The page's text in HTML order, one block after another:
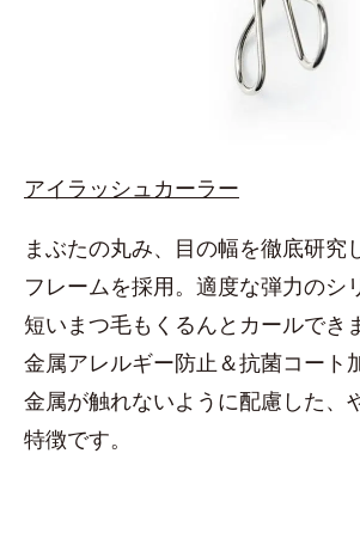
アイラッシュカーラー
まぶたの丸み、目の幅を徹底研究
フレームを採用。適度な弾力のシ
短いまつ毛もくるんとカールでき
金属アレルギー防止＆抗菌コート
金属が触れないように配慮した、
特徴です。